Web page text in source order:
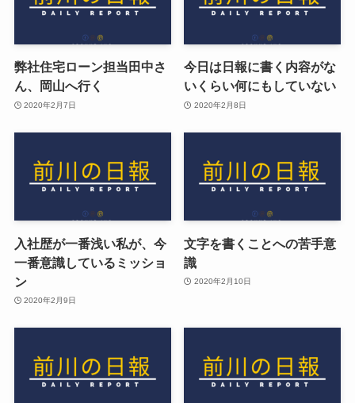
弊社住宅ローン担当田中さ
ん、岡山へ行く
2020年2月7日
今日は日報に書く内容がな
いくらい何にもしていない
2020年2月8日
入社歴が一番浅い私が、今
一番意識しているミッショ
ン
2020年2月9日
文字を書くことへの苦手意
識
2020年2月10日